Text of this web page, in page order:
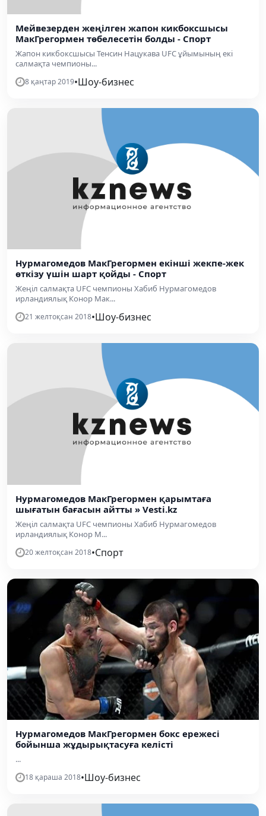
Мейвезерден жеңілген жапон кикбоксшысы
МакГрегормен төбелесетін болды - Спорт
Жапон кикбоксшысы Тенсин Нацукава UFC ұйымының екі
салмақта чемпионы...
8 қаңтар 2019•Шоу-бизнес
Нурмагомедов МакГрегормен екінші жекпе-жек
өткізу үшін шарт қойды - Спорт
Жеңіл салмақта UFC чемпионы Хабиб Нурмагомедов
ирландиялық Конор Мак...
21 желтоқсан 2018•Шоу-бизнес
Нурмагомедов МакГрегормен қарымтаға
шығатын бағасын айтты » Vesti.kz
Жеңіл салмақта UFC чемпионы Хабиб Нурмагомедов
ирландиялық Конор М...
20 желтоқсан 2018•Спорт
Нурмагомедов МакГрегормен бокс ережесі
бойынша жұдырықтасуға келісті
...
18 қараша 2018•Шоу-бизнес